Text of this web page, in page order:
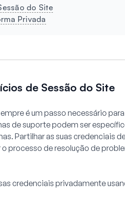
do Site
Privada
de Sessão do Site
é um passo necessário
de suporte podem ser
Partilhar as suas credenciais
processo de resolução de
credenciais privadamente